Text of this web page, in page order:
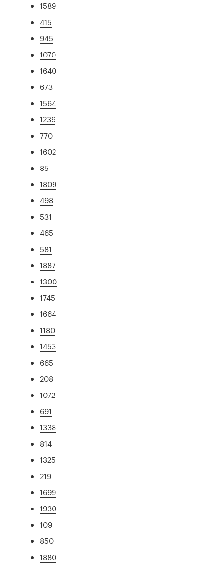
1589
415
945
1070
1640
673
1564
1239
770
1602
85
1809
498
531
465
581
1887
1300
1745
1664
1180
1453
665
208
1072
691
1338
814
1325
219
1699
1930
109
850
1880